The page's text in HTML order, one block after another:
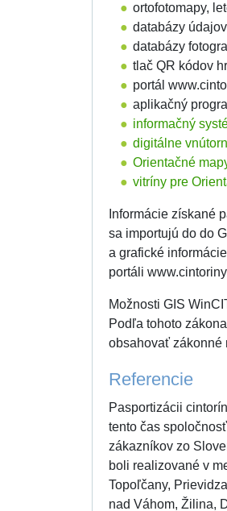
ortofotomapy,
databázy
databázy
tlač QR kódov
portál
aplikačný
informačný
digitálne
Orientačné
vitríny pre
Informácie získané
sa importujú do do
a grafické
portáli
Možnosti GIS
Podľa tohoto
obsahovať zákonné
Referencie
Pasportizácii
tento čas
zákazníkov zo
boli realizované v
Topoľčany,
nad Váhom, Žilina,